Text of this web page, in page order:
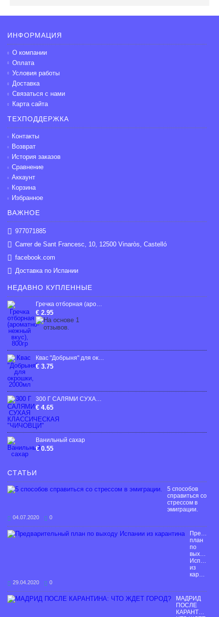
ИНФОРМАЦИЯ
О компании
Оплата
Условия работы
Доставка
Связаться с нами
Карта сайта
ТЕХПОДДЕРЖКА
Контакты
Возврат
История заказов
Сравнение
Аккаунт
Корзина
Избранное
ВАЖНОЕ
977071885
Carrer de Sant Francesc, 10, 12500 Vinaròs, Castelló
facebook.com
Доставка по Испании
НЕДАВНО КУПЛЕННЫЕ
Гречка отборная (ароматно-нежный вкус), 800гp
€ 2.95
Квас "Добрыня" для окрошки, 2000мл
€ 3.75
300 Г САЛЯМИ СУХАЯ КЛАССИЧЕСКАЯ "ЧИЧОВЦИ"
€ 4.65
Ванильный сахар
€ 0.55
СТАТЬИ
5 способов
справиться со
стрессом в
эмиграции.
04.07.2020 0
план
по
выходу
Испании
из
карантина
29.04.2020 0
МАДРИД
ПОСЛЕ
КАРАНТИНА: